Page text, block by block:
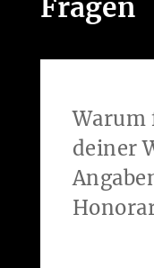
Fragen
Warum
deiner